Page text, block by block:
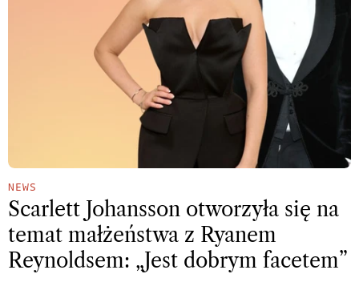
NEWS
Scarlett Johansson otworzyła się na
temat małżeństwa z Ryanem
Reynoldsem: „Jest dobrym facetem”